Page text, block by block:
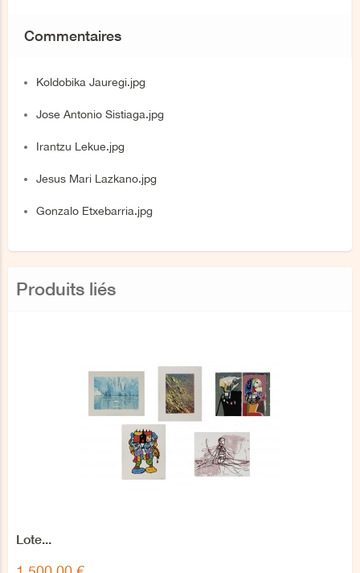
Commentaires
Koldobika Jauregi.jpg
Jose Antonio Sistiaga.jpg
Irantzu Lekue.jpg
Jesus Mari Lazkano.jpg
Gonzalo Etxebarria.jpg
Produits liés
Lote...